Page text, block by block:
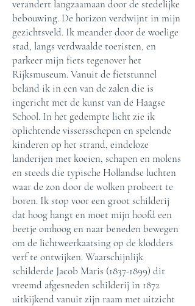
verandert langzaamaan door de stedelijke
bebouwing. De horizon verdwijnt in mijn
gezichtsveld. Ik meander door de woelige
stad, langs verdwaalde toeristen, en
parkeer mijn fiets tegenover het
Rijksmuseum. Vanuit de fietstunnel
beland ik in een van de zalen die is
ingericht met de kunst van de Haagse
School. In het gedempte licht zie ik
oplichtende vissersschepen en spelende
kinderen op het strand, eindeloze
landerijen met koeien, schapen en molens
en steeds die typische Hollandse luchten
waar de zon door de wolken probeert te
boren. Ik stop voor een groot schilderij
dat hoog hangt en moet mijn hoofd een
beetje omhoog en naar beneden bewegen
om de lichtweerkaatsing op de klodders
verf te ontwijken. Waarschijnlijk
schilderde Jacob Maris (1837-1899) dit
vreemd afgesneden schilderij in 1872
uitkijkend vanuit zijn raam met uitzicht